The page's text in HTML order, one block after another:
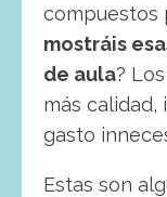
compuestos
mostráis
de aula?
más calidad,
gasto
Estas son